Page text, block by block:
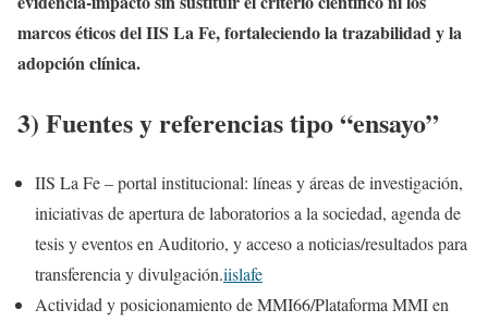
marcos éticos del IIS La Fe, fortaleciendo la trazabilidad y la
adopción clínica.
3) Fuentes y referencias tipo “ensayo”
IIS La Fe – portal institucional: líneas y áreas de investigación,
iniciativas de apertura de laboratorios a la sociedad, agenda de
tesis y eventos en Auditorio, y acceso a noticias/resultados para
transferencia y divulgación.iislafe
Actividad y posicionamiento de MMI66/Plataforma MMI en